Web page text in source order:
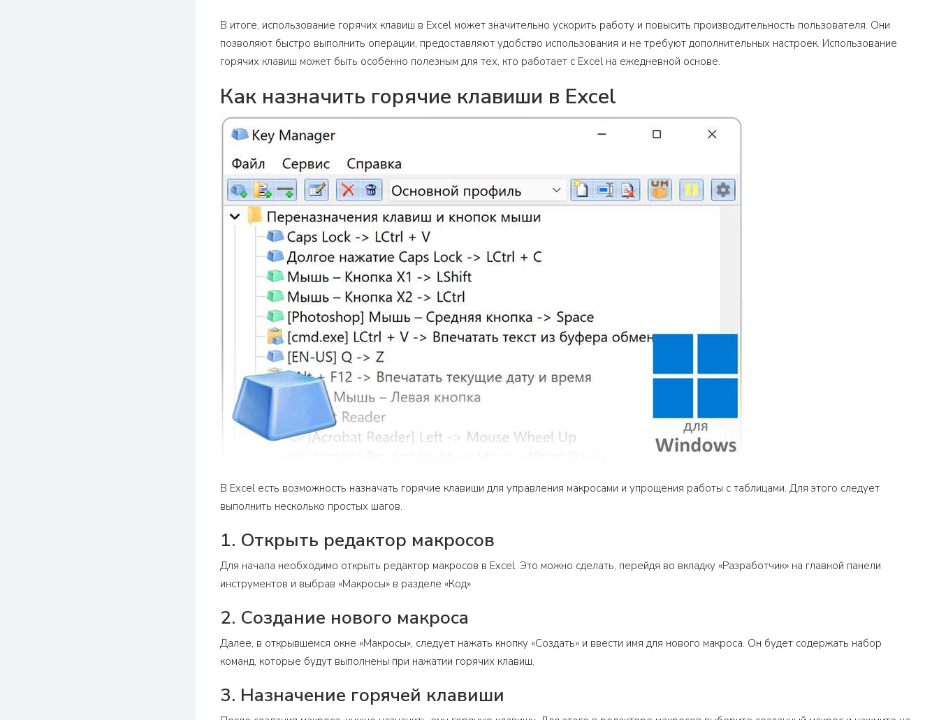
В итоге, использование горячих клавиш в Excel может значительно ускорить работу и повысить производительность пользователя. Они
позволяют быстро выполнить операции, предоставляют удобство использования и не требуют дополнительных настроек. Использование
горячих клавиш может быть особенно полезным для тех, кто работает с Excel на ежедневной основе.
Как назначить горячие клавиши в Excel
В Excel есть возможность назначать горячие клавиши для управления макросами и упрощения работы с таблицами. Для этого следует
выполнить несколько простых шагов.
1. Открыть редактор макросов
Для начала необходимо открыть редактор макросов в Excel. Это можно сделать, перейдя во вкладку «Разработчик» на главной панели
инструментов и выбрав «Макросы» в разделе «Код».
2. Создание нового макроса
Далее, в открывшемся окне «Макросы», следует нажать кнопку «Создать» и ввести имя для нового макроса. Он будет содержать набор
команд, которые будут выполнены при нажатии горячих клавиш.
3. Назначение горячей клавиши